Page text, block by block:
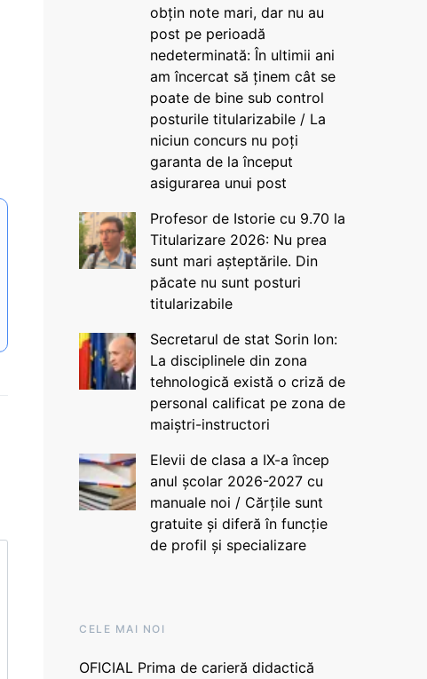
obțin note mari, dar nu au
post pe perioadă
nedeterminată: În ultimii ani
am încercat să ținem cât se
poate de bine sub control
posturile titularizabile / La
niciun concurs nu poți
garanta de la început
asigurarea unui post
Profesor de Istorie cu 9.70 la
Titularizare 2026: Nu prea
sunt mari așteptările. Din
păcate nu sunt posturi
titularizabile
Secretarul de stat Sorin Ion:
La disciplinele din zona
tehnologică există o criză de
personal calificat pe zona de
maiștri-instructori
Elevii de clasa a IX-a încep
anul școlar 2026-2027 cu
manuale noi / Cărțile sunt
gratuite și diferă în funcție
de profil și specializare
CELE MAI NOI
OFICIAL Prima de carieră didactică